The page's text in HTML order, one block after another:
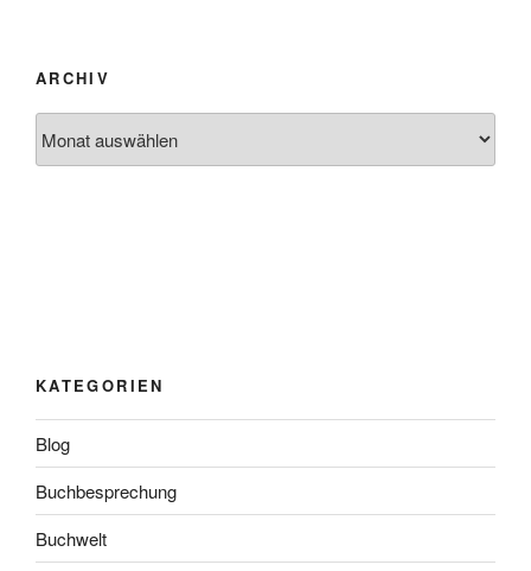
ARCHIV
KATEGORIEN
Blog
Buchbesprechung
Buchwelt